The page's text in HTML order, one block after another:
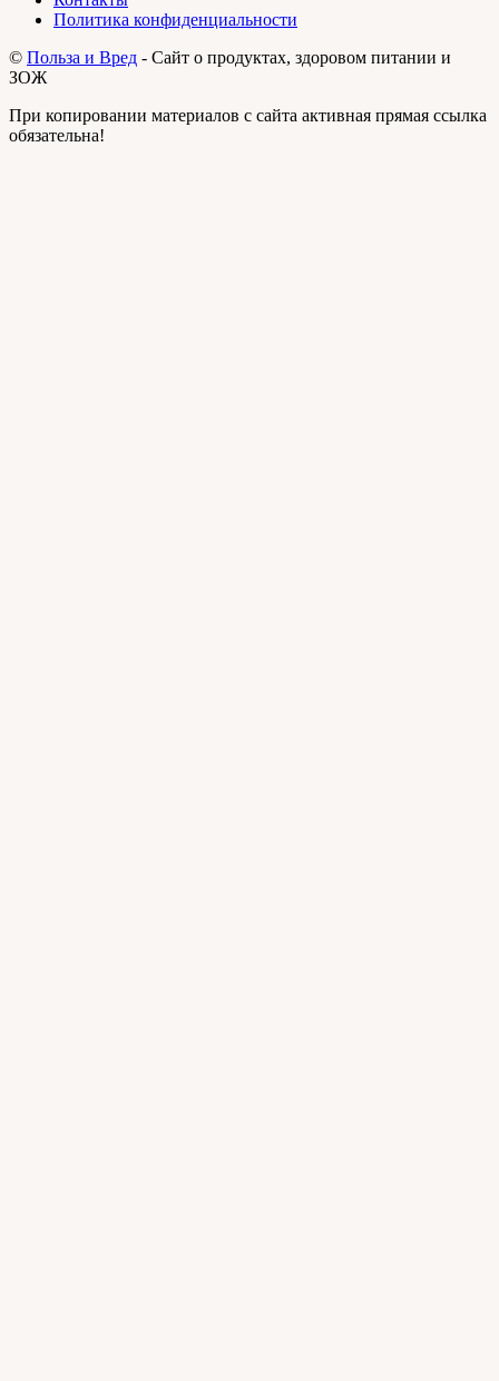
Политика конфиденциальности
© Польза и Вред - Сайт о продуктах, здоровом питании и
ЗОЖ
При копировании материалов с сайта активная прямая ссылка
обязательна!